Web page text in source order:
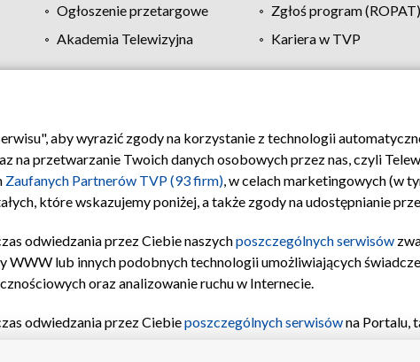
Ogłoszenie przetargowe Zgłoś program (ROPAT)
Akademia Telewizyjna Kariera w TVP
Regulamin TVP Polityka prywatności Moje zgody
aby wyrazić zgody na korzystanie z technologii
na przetwarzanie Twoich danych osobowych przez nas, czyli
Zaufanych Partnerów TVP (93 firm), w celach marketingowych (w
które wskazujemy poniżej, a także zgody na udostępnianie
odwiedzania przez Ciebie naszychposzczególnych serwisów
lub innych podobnych technologii umożliwiających
oraz analizowanie ruchu w Internecie.
odwiedzania przez Ciebieposzczególnych serwisówna Portalu,